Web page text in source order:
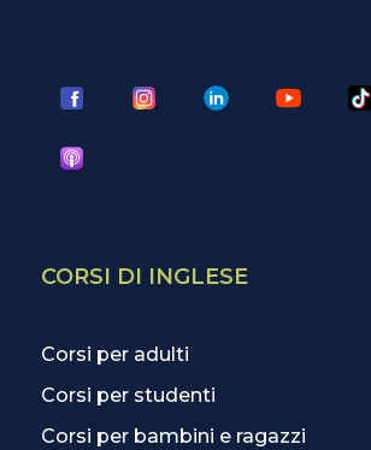
CORSI DI INGLESE
Corsi per adulti
Corsi per studenti
Corsi per bambini e ragazzi